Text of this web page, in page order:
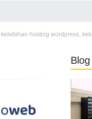
kelebihan hosting wordpress,